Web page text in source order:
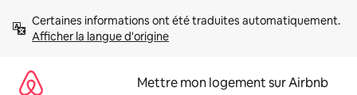
directement
Afficher la langue d'origine
Mettre mon logement sur Airbnb